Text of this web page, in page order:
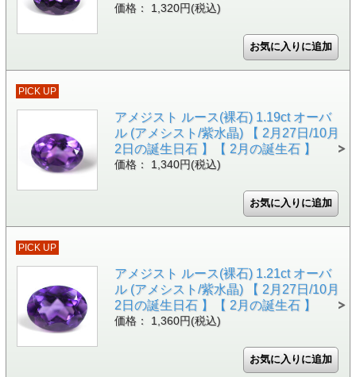
価格： 1,320円(税込)
PICK UP
アメジスト ルース(裸石) 1.19ct オーバ
ル (アメシスト/紫水晶) 【 2月27日/10月
2日の誕生日石 】【 2月の誕生石 】
価格： 1,340円(税込)
PICK UP
アメジスト ルース(裸石) 1.21ct オーバ
ル (アメシスト/紫水晶) 【 2月27日/10月
2日の誕生日石 】【 2月の誕生石 】
価格： 1,360円(税込)